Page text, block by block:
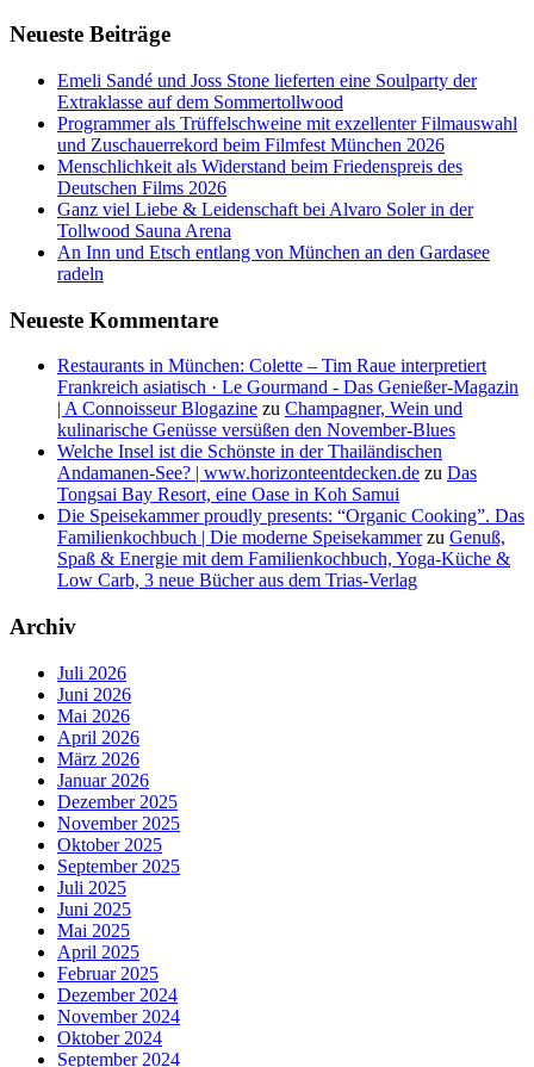
Neueste Beiträge
Emeli Sandé und Joss Stone lieferten eine Soulparty der
Extraklasse auf dem Sommertollwood
Programmer als Trüffelschweine mit exzellenter Filmauswahl
und Zuschauerrekord beim Filmfest München 2026
Menschlichkeit als Widerstand beim Friedenspreis des
Deutschen Films 2026
Ganz viel Liebe & Leidenschaft bei Alvaro Soler in der
Tollwood Sauna Arena
An Inn und Etsch entlang von München an den Gardasee
radeln
Neueste Kommentare
Restaurants in München: Colette – Tim Raue interpretiert
Frankreich asiatisch · Le Gourmand - Das Genießer-Magazin
| A Connoisseur Blogazine zu Champagner, Wein und
kulinarische Genüsse versüßen den November-Blues
Welche Insel ist die Schönste in der Thailändischen
Andamanen-See? | www.horizonteentdecken.de zu Das
Tongsai Bay Resort, eine Oase in Koh Samui
Die Speisekammer proudly presents: “Organic Cooking”. Das
Familienkochbuch | Die moderne Speisekammerzu Genuß,
Spaß & Energie mit dem Familienkochbuch, Yoga-Küche &
Low Carb, 3 neue Bücher aus dem Trias-Verlag
Archiv
Juli 2026
Juni 2026
Mai 2026
April 2026
März 2026
Januar 2026
Dezember 2025
November 2025
Oktober 2025
September 2025
Juli 2025
Juni 2025
Mai 2025
April 2025
Februar 2025
Dezember 2024
November 2024
Oktober 2024
September 2024